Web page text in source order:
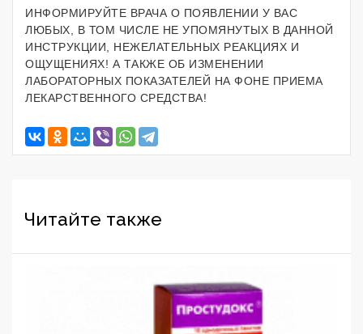
ИНФОРМИРУЙТЕ ВРАЧА О ПОЯВЛЕНИИ У ВАС
ЛЮБЫХ, В ТОМ ЧИСЛЕ НЕ УПОМЯНУТЫХ В ДАННОЙ
ИНСТРУКЦИИ, НЕЖЕЛАТЕЛЬНЫХ РЕАКЦИЯХ И
ОЩУЩЕНИЯХ! А ТАКЖЕ ОБ ИЗМЕНЕНИИ
ЛАБОРАТОРНЫХ ПОКАЗАТЕЛЕЙ НА ФОНЕ ПРИЕМА
ЛЕКАРСТВЕННОГО СРЕДСТВА!
Читайте также